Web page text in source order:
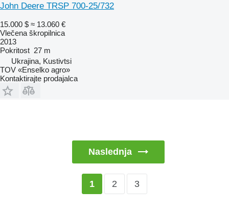
John Deere TRSP 700-25/732
15.000 $ ≈ 13.060 €
Vlečena škropilnica
2013
Pokritost 27 m
Ukrajina, Kustivtsi
TOV «Enselko agro»
Kontaktirajte prodajalca
Naslednja
1 2 3